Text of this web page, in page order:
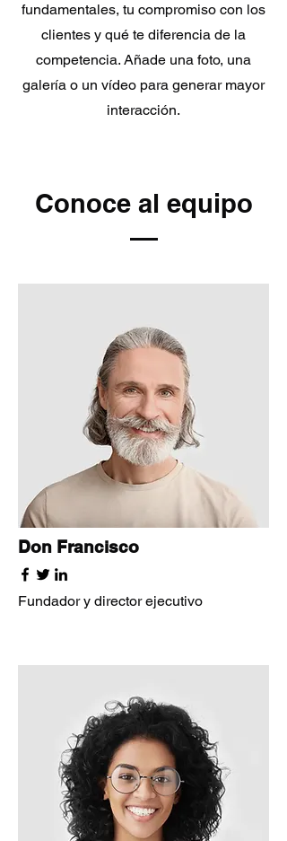
fundamentales, tu compromiso con los
clientes y qué te diferencia de la
competencia. Añade una foto, una
galería o un vídeo para generar mayor
interacción.
Conoce al equipo
Don Francisco
Fundador y director ejecutivo